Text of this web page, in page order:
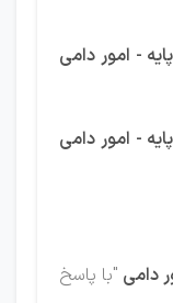
- امور دامی
- امور دامی
دامی "با پاسخ